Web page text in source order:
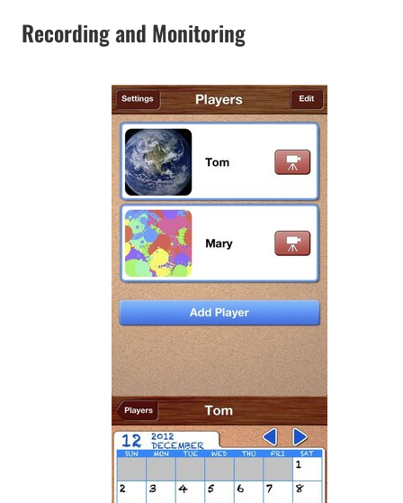
Recording and Monitoring